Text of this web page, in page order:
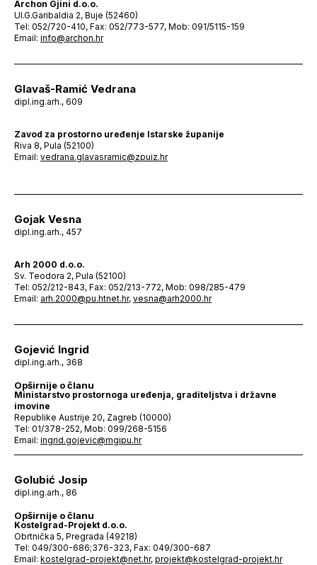
Archon Gjini d.o.o.
Ul.G.Garibaldia 2, Buje (52460)
Tel: 052/720-410, Fax: 052/773-577, Mob: 091/5115-159
Email: info@archon.hr
Glavaš-Ramić Vedrana
dipl.ing.arh., 609
Zavod za prostorno uređenje Istarske županije
Riva 8, Pula (52100)
Email: vedrana.glavasramic@zpuiz.hr
Gojak Vesna
dipl.ing.arh., 457
Arh 2000 d.o.o.
Sv. Teodora 2, Pula (52100)
Tel: 052/212-843, Fax: 052/213-772, Mob: 098/285-479
Email: arh.2000@pu.htnet.hr, vesna@arh2000.hr
Gojević Ingrid
dipl.ing.arh., 368
Opširnije o članu
Ministarstvo prostornoga uređenja, graditeljstva i državne
imovine
Republike Austrije 20, Zagreb (10000)
Tel: 01/378-252, Mob: 099/268-5156
Email: ingrid.gojevic@mgipu.hr
Golubić Josip
dipl.ing.arh., 86
Opširnije o članu
Kostelgrad-Projekt d.o.o.
Obrtnička 5, Pregrada (49218)
Tel: 049/300-686;376-323, Fax: 049/300-687
Email: kostelgrad-projekt@net.hr, projekt@kostelgrad-projekt.hr